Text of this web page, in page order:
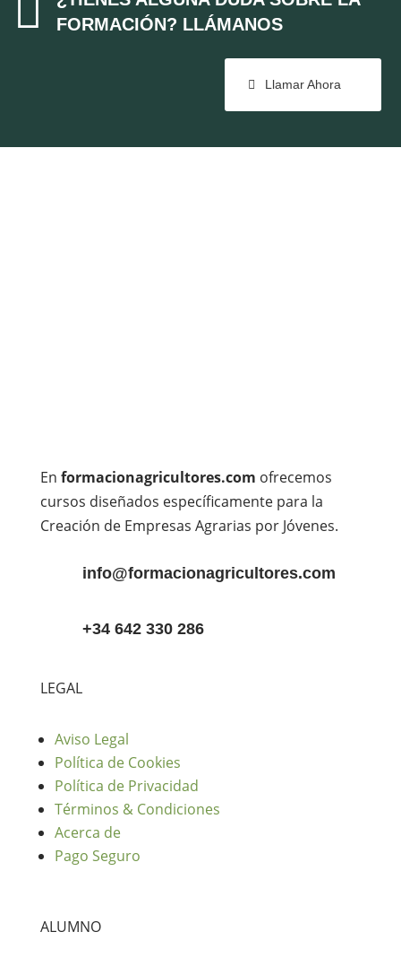

FORMACIÓN? LLÁMANOS
Llamar Ahora
En formacionagricultores.com ofrecemos
cursos diseñados específicamente para la
Creación de Empresas Agrarias por Jóvenes.
info@formacionagricultores.com
+34 642 330 286
LEGAL
Aviso Legal
Política de Cookies
Política de Privacidad
Términos & Condiciones
Acerca de
Pago Seguro
ALUMNO